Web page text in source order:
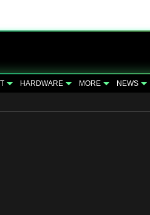
HARDWARE MORE NEWS